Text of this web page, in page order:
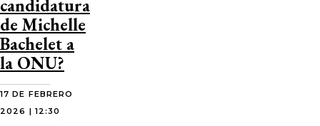
candidatura
de Michelle
Bachelet a
la ONU?
17 DE FEBRERO
2026 | 12:30